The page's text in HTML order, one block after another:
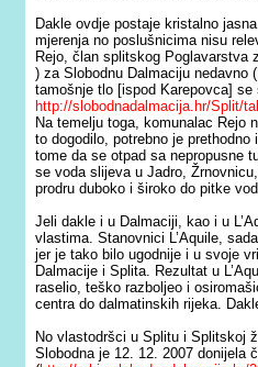
Dakle ovdje postaje kristalno
mjerenja no poslušnicima nisu
Rejo, član splitskog Poglavarstva
) za Slobodnu Dalmaciju nedavno
tamošnje tlo [ispod Karepovca]
http://slobodnadalmacija.hr/Split/
Na temelju toga, komunalac Rejo
to dogodilo, potrebno je
tome da se otpad sa nepropusne
se voda slijeva u Jadro,
prodru duboko i široko do pitke
Jeli dakle i u Dalmaciji, kao i u
vlastima. Stanovnici L’Aquile,
jer je tako bilo ugodnije i u svoje
Dalmacije i Splita. Rezultat u
raselio, teško razboljeo i
centra do dalmatinskih rijeka.
No vlastodršci u Splitu i Splitskoj
Slobodna je 12. 12. 2007 donijela